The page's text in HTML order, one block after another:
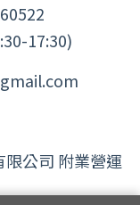
17:30)
公司 附業營運